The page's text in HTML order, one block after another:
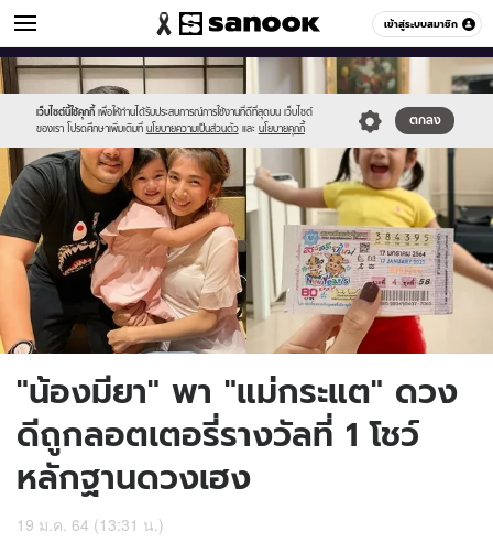
เข้าสู่ระบบสมาชิก
ข่าวบันเทิง หมวดอื่นๆ
เว็บไซต์นี้ใช้คุกกี้ เพื่อให้ท่านได้รับประสบการณ์การใช้งานที่ดีที่สุดบน เว็บไซต์
ของเรา โปรดศึกษาเพิ่มเติมที่ นโยบายความเป็นส่วนตัว และ นโยบายคุกกี้
ตกลง
Sanook
//s.isanook.com/sr/0/images/logo-
new-
sanook.png
600
60
//s.isanook.com/ns/0/ud/1668/8340586/page.jpg
"น้องมียา" พา "แม่กระแต" ดวง
ดีถูกลอตเตอรี่รางวัลที่ 1 โชว์
หลักฐานดวงเฮง
19 ม.ค. 64 (13:31 น.)